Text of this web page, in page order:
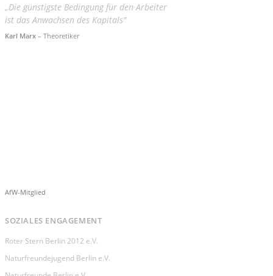
„Die günstigste Bedingung für den Arbeiter
ist das Anwachsen des Kapitals"
Karl Marx – Theoretiker
AfW-Mitglied
SOZIALES ENGAGEMENT
Roter Stern Berlin 2012 e.V.
Naturfreundejugend Berlin e.V.